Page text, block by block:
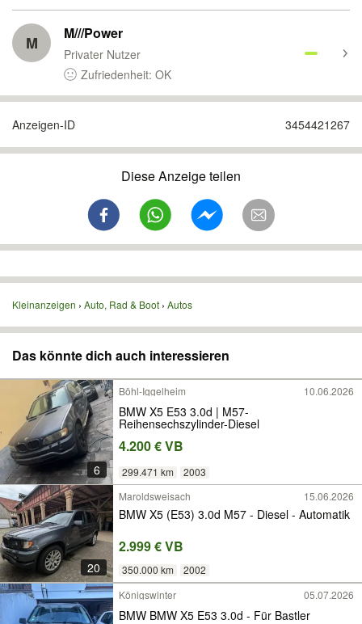
M M///Power
Privater Nutzer
Zufriedenheit: OK
Anzeigen-ID 3454421267
Diese Anzeige teilen
Kleinanzeigen Auto, Rad & Boot Autos
Das könnte dich auch interessieren
6
Böhl-Iggelheim 10.06.2026
BMW X5 E53 3.0d | M57-
Reihensechszylinder-Diesel
4.200 € VB
299.471 km 2003
20
Maroldsweisach 15.06.2026
BMW X5 (E53) 3.0d M57 - Diesel - Automatik
2.999 € VB
350.000 km 2002
Königswinter 05.07.2026
BMW BMW X5 E53 3.0d - Für Bastler